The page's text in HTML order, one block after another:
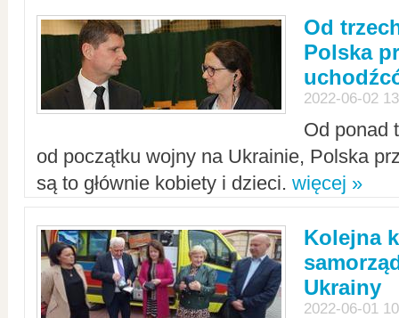
Od
Polska
2022-06-02
Od ponad
od początku wojny na Ukrainie, Polska
są to głównie kobiety i dzieci. więcej »
Kolejna
Ukrainy
2022-06-01